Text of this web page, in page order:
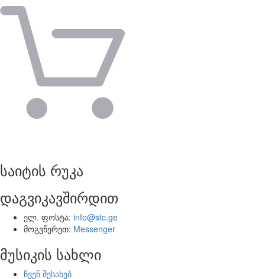
საიტის რუკა
დაგვიკავშირდით
ელ. ფოსტა: info@stc.ge
მოგვწერეთ: Messenger
მუსიკის სახლი
ჩვენ შესახებ